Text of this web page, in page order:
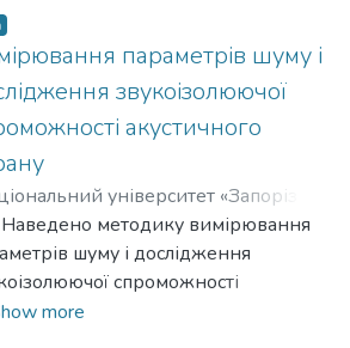
protection"
параметрів шуму і
звукоізолюючої
акустичного
університет «Запорізька
,2025)Петрищев Артем
;Petryshchev Artem
Віра Іванівна;Shmyrco Vira
Сергій Миколайович
Наведено методику вимірювання
шуму і дослідження
спроможності
екрану до лабораторного
more